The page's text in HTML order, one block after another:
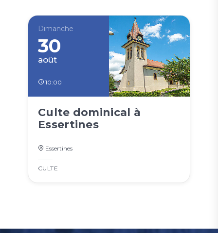
Dimanche
30
août
10:00
Culte dominical à
Essertines
Essertines
CULTE